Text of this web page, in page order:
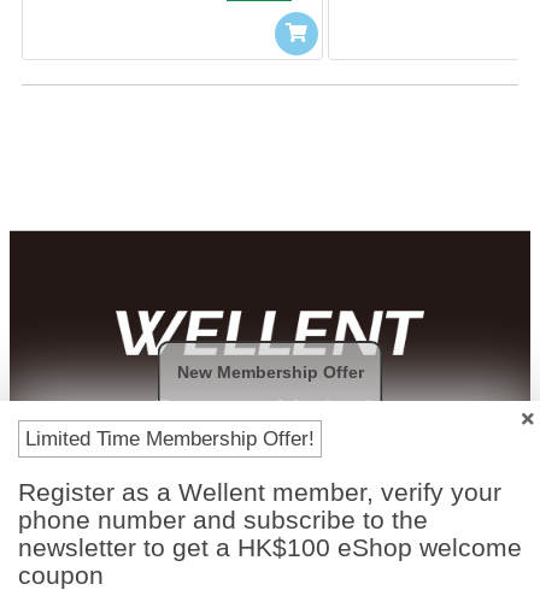
Payment Methods
Limited Time Membership Offer!
Register as a Wellent member, verify your
phone number and subscribe to the
newsletter to get a HK$100 eShop welcome
coupon
New Membership Offer